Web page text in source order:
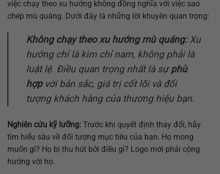
việc chạy theo xu hướng không đồng nghĩa với việc sao
chép mù quáng. Dưới đây là những lời khuyên quan trọng:
Không chạy theo xu hướng mù quáng:Xu
hướng chỉ là kim chỉ nam, không phải là
luật lệ. Điều quan trọng nhất là sựphù
hợpvới bản sắc, giá trị cốt lõi và đối
tượng khách hàng của thương hiệu bạn.
Nghiên cứu kỹ lưỡng: Trước khi quyết định thay đổi, hãy
tìm hiểu sâu về đối tượng mục tiêu của bạn. Họ mong
muốn gì? Họ bị thu hút bởi điều gì? Logo mới phải cộng
hưởng với họ.